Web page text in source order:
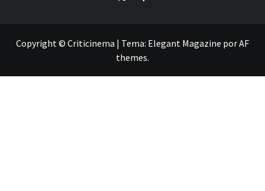
Copyright © Criticinema | Tema: Elegant Magazine porAF
themes.